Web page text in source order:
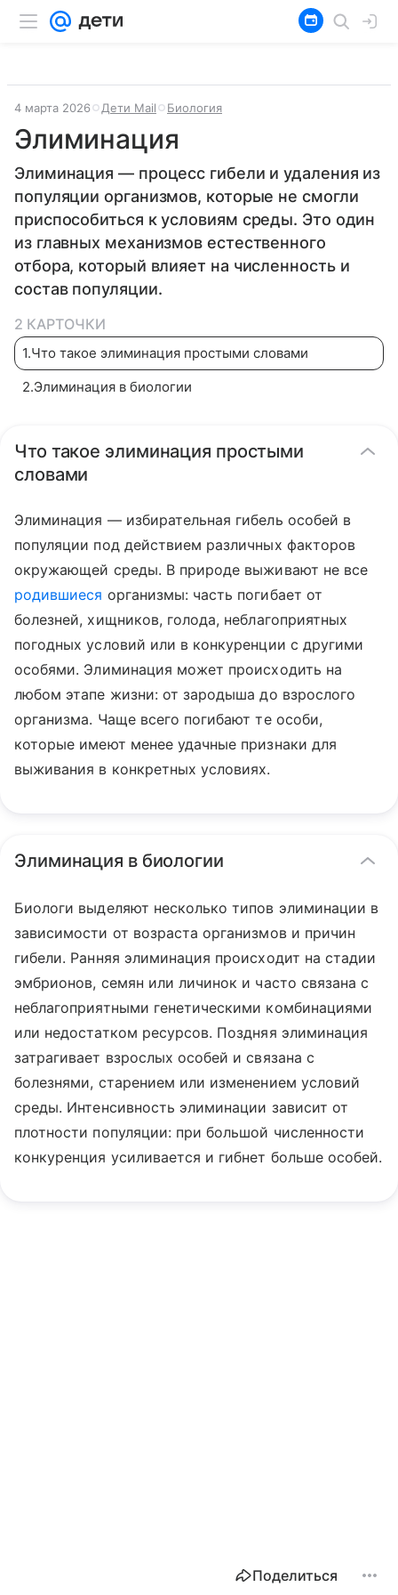
4 марта 2026 Дети Mail Биология
Элиминация
Элиминация — процесс гибели и удаления из
популяции организмов, которые не смогли
приспособиться к условиям среды. Это один
из главных механизмов естественного
отбора, который влияет на численность и
состав популяции.
2 КАРТОЧКИ
1.Что такое элиминация простыми словами
2.Элиминация в биологии
Что такое элиминация простыми
словами
Элиминация — избирательная гибель особей в
популяции под действием различных факторов
окружающей среды. В природе выживают не все
родившиеся организмы: часть погибает от
болезней, хищников, голода, неблагоприятных
погодных условий или в конкуренции с другими
особями. Элиминация может происходить на
любом этапе жизни: от зародыша до взрослого
организма. Чаще всего погибают те особи,
которые имеют менее удачные признаки для
выживания в конкретных условиях.
Элиминация в биологии
Биологи выделяют несколько типов элиминации в
зависимости от возраста организмов и причин
гибели. Ранняя элиминация происходит на стадии
эмбрионов, семян или личинок и часто связана с
неблагоприятными генетическими комбинациями
или недостатком ресурсов. Поздняя элиминация
затрагивает взрослых особей и связана с
болезнями, старением или изменением условий
среды. Интенсивность элиминации зависит от
плотности популяции: при большой численности
конкуренция усиливается и гибнет больше особей.
Поделиться